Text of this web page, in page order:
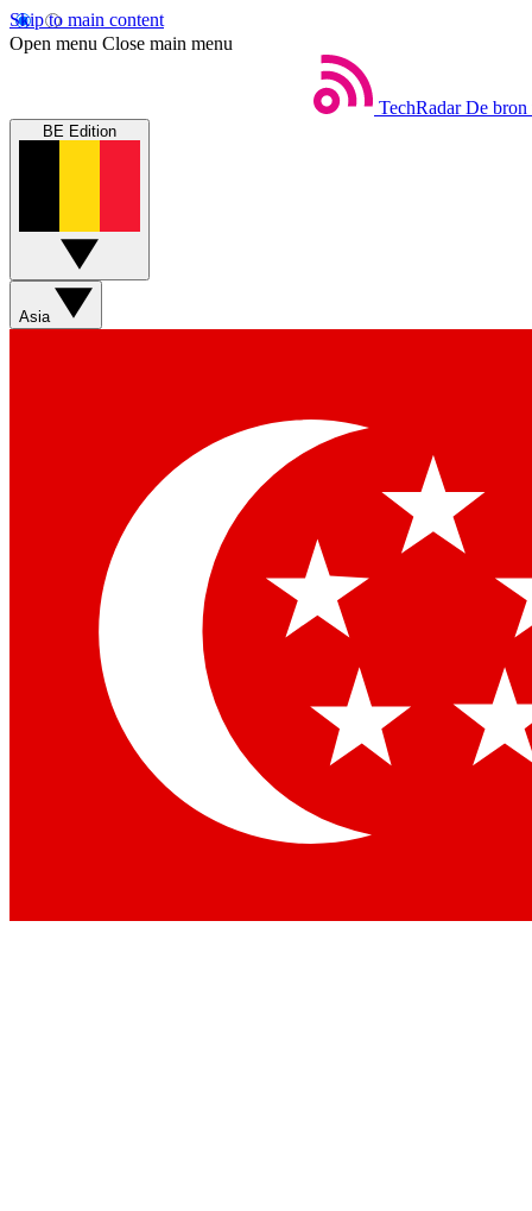
Skip to main content
Open menu Close main menu
TechRadar De bron
BE Edition
Asia